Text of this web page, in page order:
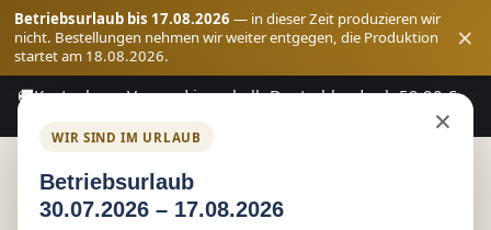
Zum Hauptinhalt springen
Betriebsurlaub bis 17.08.2026 — in dieser Zeit produzieren wir
nicht. Bestellungen nehmen wir weiter entgegen, die Produktion
startet am 18.08.2026.
×
×
WIR SIND IM URLAUB
Betriebsurlaub
30.07.2026 – 17.08.2026
🚚Kostenloser Versand innerhalb Deutschlands ab 59,90 €
Bestellwert